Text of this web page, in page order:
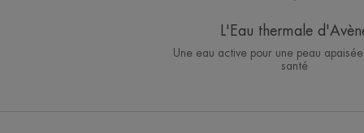
L'Eau thermale
Une eau active pour une peau
santé